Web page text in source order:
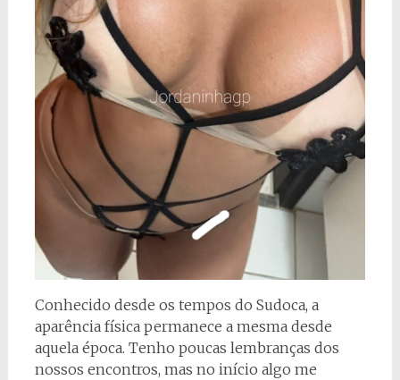
Conhecido desde os tempos do Sudoca, a
aparência física permanece a mesma desde
aquela época. Tenho poucas lembranças dos
nossos encontros, mas no início algo me